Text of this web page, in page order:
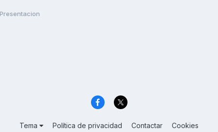
Presentacion
Tema Política de privacidad Contactar Cookies